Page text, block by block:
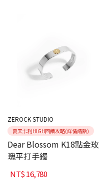
ZEROCK STUDIO
夏天卡利HIGH回饋攻略(詳情請點)
Dear Blossom K18點金玫
瑰平打手鐲
NT$16,780